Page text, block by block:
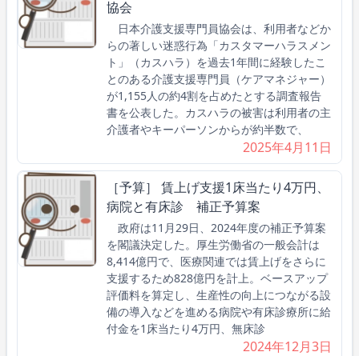
協会
日本介護支援専門員協会は、利用者などか
らの著しい迷惑行為「カスタマーハラスメン
ト」（カスハラ）を過去1年間に経験したこ
とのある介護支援専門員（ケアマネジャー）
が1,155人の約4割を占めたとする調査報告
書を公表した。カスハラの被害は利用者の主
介護者やキーパーソンからが約半数で、
2025年4月11日
［予算］ 賃上げ支援1床当たり4万円、
病院と有床診 補正予算案
政府は11月29日、2024年度の補正予算案
を閣議決定した。厚生労働省の一般会計は
8,414億円で、医療関連では賃上げをさらに
支援するため828億円を計上。ベースアップ
評価料を算定し、生産性の向上につながる設
備の導入などを進める病院や有床診療所に給
付金を1床当たり4万円、無床診
2024年12月3日